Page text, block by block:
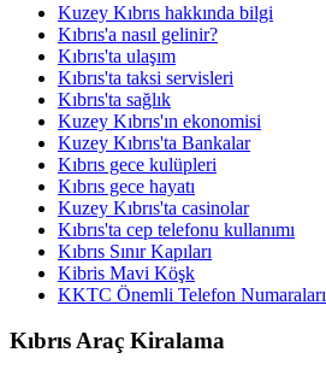
Kuzey Kıbrıs hakkında bilgi
Kıbrıs'a nasıl gelinir?
Kıbrıs'ta ulaşım
Kıbrıs'ta taksi servisleri
Kıbrıs'ta sağlık
Kuzey Kıbrıs'ın ekonomisi
Kuzey Kıbrıs'ta Bankalar
Kıbrıs gece kulüpleri
Kıbrıs gece hayatı
Kuzey Kıbrıs'ta casinolar
Kıbrıs'ta cep telefonu kullanımı
Kıbrıs Sınır Kapıları
Kibris Mavi Köşk
KKTC Önemli Telefon Numaraları
Kıbrıs Araç Kiralama